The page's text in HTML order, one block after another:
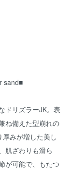
sand■
ドリズラーJK。表
ね備えた型崩れの
みが増した美し
肌ざわりも滑ら
が可能で、もたつ